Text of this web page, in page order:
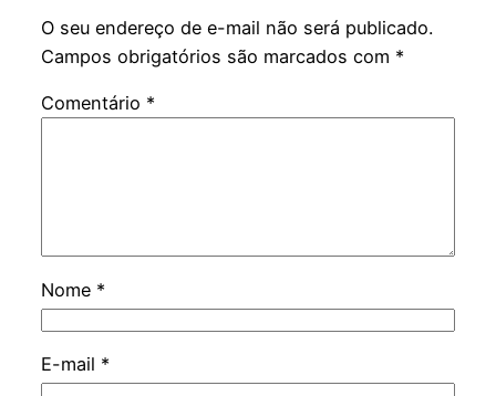
O seu endereço de e-mail não será publicado.
Campos obrigatórios são marcados com *
Comentário *
Nome *
E-mail *